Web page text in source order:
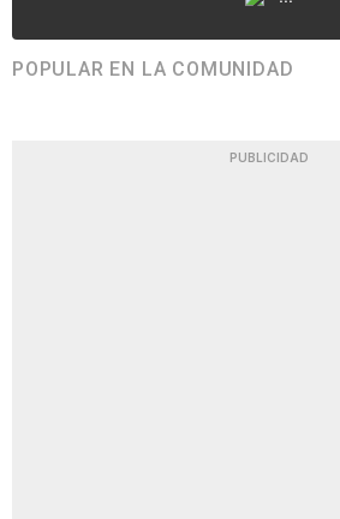
POPULAR EN LA COMUNIDAD
PUBLICIDAD